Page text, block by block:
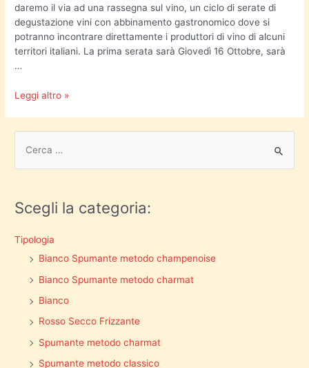
daremo il via ad una rassegna sul vino, un ciclo di serate di
degustazione vini con abbinamento gastronomico dove si
potranno incontrare direttamente i produttori di vino di alcuni
territori italiani. La prima serata sarà Giovedì 16 Ottobre, sarà
…
Leggi altro »
Scegli la categoria:
Tipologia
Bianco Spumante metodo champenoise
Bianco Spumante metodo charmat
Bianco
Rosso Secco Frizzante
Spumante metodo charmat
Spumante metodo classico